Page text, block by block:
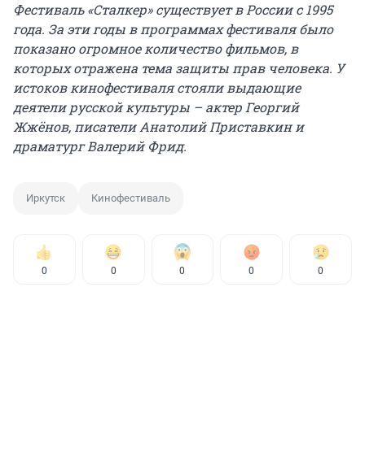
Фестиваль «Сталкер» существует в России с 1995
года. За эти годы в программах фестиваля было
показано огромное количество фильмов, в
которых отражена тема защиты прав человека. У
истоков кинофестиваля стояли выдающие
деятели русской культуры – актер Георгий
Жжёнов, писатели Анатолий Приставкин и
драматург Валерий Фрид.
Иркутск Кинофестиваль
0 0 0 0 0